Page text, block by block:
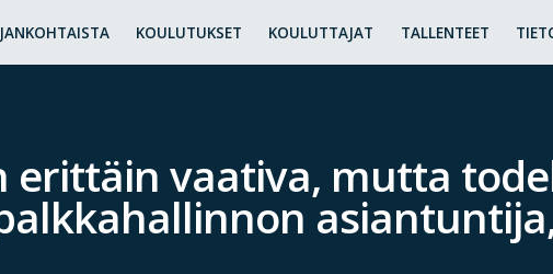
KOULUTUKSET KOULUTTAJAT TALLENTEET
erittäin vaativa, mutta